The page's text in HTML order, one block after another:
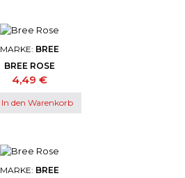
MARKE: BREE
BREE ROSE
Preis
4,49 €
In den Warenkorb
MARKE: BREE